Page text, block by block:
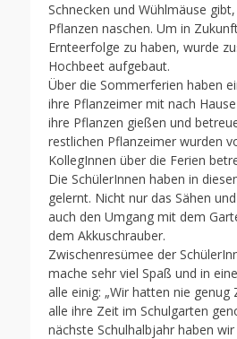
Schnecken und Wühlmäuse
Pflanzen naschen. Um in
Ernteerfolge zu haben, wurde
Hochbeet aufgebaut.
Über die Sommerferien haben
ihre Pflanzeimer mit nach
ihre Pflanzen gießen und
restlichen Pflanzeimer wurden
KollegInnen über die Ferien
Die SchülerInnen haben in
gelernt. Nicht nur das Sähen
auch den Umgang mit dem
dem Akkuschrauber.
Zwischenresümee der
mache sehr viel Spaß und in
alle einig: „Wir hatten nie genug
alle ihre Zeit im Schulgarten
nächste Schulhalbjahr haben